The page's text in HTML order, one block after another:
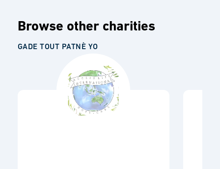
Browse other charities
GADE TOUT PATNÈ YO